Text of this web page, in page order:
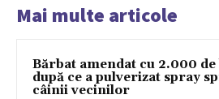
Mai multe articole
Bărbat amendat cu 2.000 de
după ce a pulverizat spray
câinii vecinilor